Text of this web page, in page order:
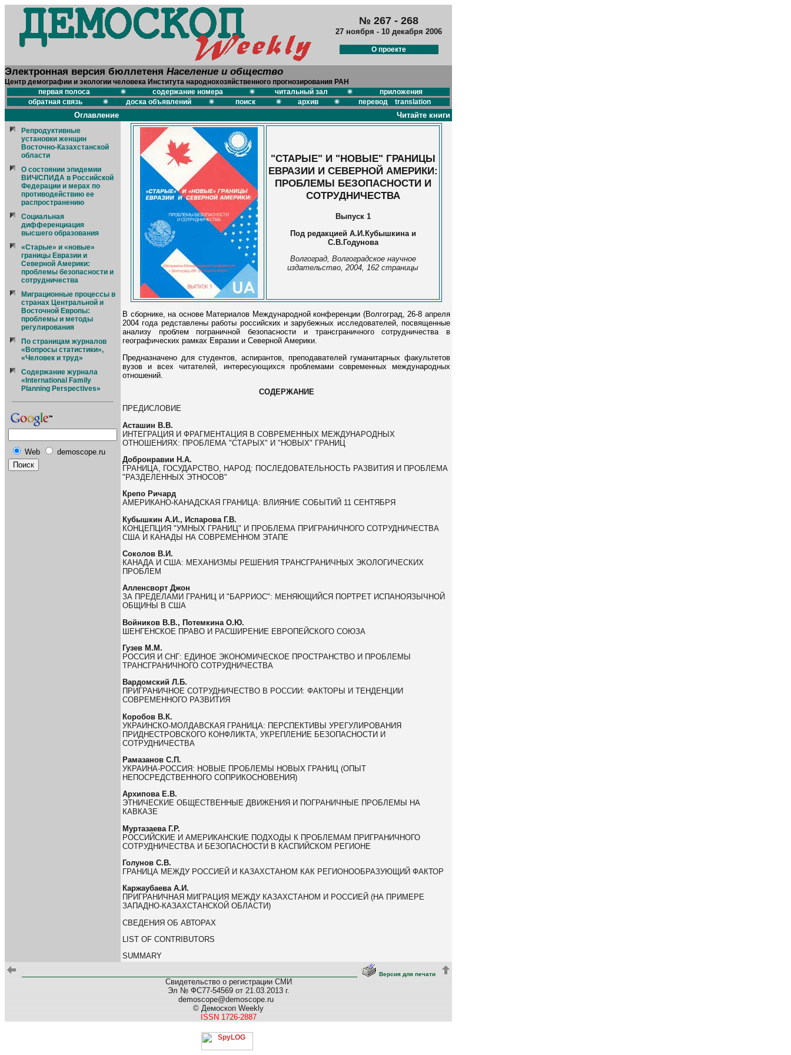
№ 267 - 268
27 ноября - 10 декабря 2006
О проекте
Электронная версия бюллетеня Население и общество
Центр демографии и экологии человека Института народнохозяйственного прогнозирования РАН
первая полоса
содержание номера читальный зал
приложения
обратная связь
доска объявлений поиск архив перевод translation
Оглавление Читайте книги
Репродуктивные
установки женщин
Восточно-Казахстанской
области
О состоянии эпидемии
ВИЧ/СПИДА в Российской
Федерации и мерах по
противодействию ее
распространению
Социальная
дифференциация
высшего образования
«Старые» и «новые»
границы Евразии и
Северной Америки:
проблемы безопасности и
сотрудничества
Миграционные процессы в
странах Центральной и
Восточной Европы:
проблемы и методы
регулирования
По страницам журналов
«Вопросы статистики»,
«Человек и труд»
Содержание журнала
«International Family
Planning Perspectives»
Web demoscope.ru
"СТАРЫЕ" И "НОВЫЕ" ГРАНИЦЫ
ЕВРАЗИИ И СЕВЕРНОЙ АМЕРИКИ:
ПРОБЛЕМЫ БЕЗОПАСНОСТИ И
СОТРУДНИЧЕСТВА
Выпуск 1
Под редакцией А.И.Кубышкина и
С.В.Годунова
Волгоград, Волгоградское научное
издательство, 2004, 162 страницы
В сборнике, на основе Материалов Международной конференции (Волгоград, 26-8 апреля
2004 года редставлены работы российских и зарубежных исследователей, посвященные
анализу проблем пограничной безопасности и трансграничного сотрудничества в
географических рамках Евразии и Северной Америки.
Предназначено для студентов, аспирантов, преподавателей гуманитарных факультетов
вузов и всех читателей, интересующихся проблемами современных международных
отношений.
СОДЕРЖАНИЕ
ПРЕДИСЛОВИЕ
Асташин В.В.
ИНТЕГРАЦИЯ И ФРАГМЕНТАЦИЯ В СОВРЕМЕННЫХ МЕЖДУНАРОДНЫХ
ОТНОШЕНИЯХ: ПРОБЛЕМА "СТАРЫХ" И "НОВЫХ" ГРАНИЦ
Добронравии Н.А.
ГРАНИЦА, ГОСУДАРСТВО, НАРОД: ПОСЛЕДОВАТЕЛЬНОСТЬ РАЗВИТИЯ И ПРОБЛЕМА
"РАЗДЕЛЕННЫХ ЭТНОСОВ"
Крепо Ричард
АМЕРИКАНО-КАНАДСКАЯ ГРАНИЦА: ВЛИЯНИЕ СОБЫТИЙ 11 СЕНТЯБРЯ
Кубышкин А.И., Испарова Г.В.
КОНЦЕПЦИЯ "УМНЫХ ГРАНИЦ" И ПРОБЛЕМА ПРИГРАНИЧНОГО СОТРУДНИЧЕСТВА
США И КАНАДЫ НА СОВРЕМЕННОМ ЭТАПЕ
Соколов В.И.
КАНАДА И США: МЕХАНИЗМЫ РЕШЕНИЯ ТРАНСГРАНИЧНЫХ ЭКОЛОГИЧЕСКИХ
ПРОБЛЕМ
Алленсворт Джон
ЗА ПРЕДЕЛАМИ ГРАНИЦ И "БАРРИОС": МЕНЯЮЩИЙСЯ ПОРТРЕТ ИСПАНОЯЗЫЧНОЙ
ОБЩИНЫ В США
Войников В.В., Потемкина О.Ю.
ШЕНГЕНСКОЕ ПРАВО И РАСШИРЕНИЕ ЕВРОПЕЙСКОГО СОЮЗА
Гузев М.М.
РОССИЯ И СНГ: ЕДИНОЕ ЭКОНОМИЧЕСКОЕ ПРОСТРАНСТВО И ПРОБЛЕМЫ
ТРАНСГРАНИЧНОГО СОТРУДНИЧЕСТВА
Вардомский Л.Б.
ПРИГРАНИЧНОЕ СОТРУДНИЧЕСТВО В РОССИИ: ФАКТОРЫ И ТЕНДЕНЦИИ
СОВРЕМЕННОГО РАЗВИТИЯ
Коробов В.К.
УКРАИНСКО-МОЛДАВСКАЯ ГРАНИЦА: ПЕРСПЕКТИВЫ УРЕГУЛИРОВАНИЯ
ПРИДНЕСТРОВСКОГО КОНФЛИКТА, УКРЕПЛЕНИЕ БЕЗОПАСНОСТИ И
СОТРУДНИЧЕСТВА
Рамазанов С.П.
УКРАИНА-РОССИЯ: НОВЫЕ ПРОБЛЕМЫ НОВЫХ ГРАНИЦ (ОПЫТ
НЕПОСРЕДСТВЕННОГО СОПРИКОСНОВЕНИЯ)
Архипова Е.В.
ЭТНИЧЕСКИЕ ОБЩЕСТВЕННЫЕ ДВИЖЕНИЯ И ПОГРАНИЧНЫЕ ПРОБЛЕМЫ НА
КАВКАЗЕ
Муртазаева Г.Р.
РОССИЙСКИЕ И АМЕРИКАНСКИЕ ПОДХОДЫ К ПРОБЛЕМАМ ПРИГРАНИЧНОГО
СОТРУДНИЧЕСТВА И БЕЗОПАСНОСТИ В КАСПИЙСКОМ РЕГИОНЕ
Голунов С.В.
ГРАНИЦА МЕЖДУ РОССИЕЙ И КАЗАХСТАНОМ КАК РЕГИОНООБРАЗУЮЩИЙ ФАКТОР
Каржаубаева А.И.
ПРИГРАНИЧНАЯ МИГРАЦИЯ МЕЖДУ КАЗАХСТАНОМ И РОССИЕЙ (НА ПРИМЕРЕ
ЗАПАДНО-КАЗАХСТАНСКОЙ ОБЛАСТИ)
СВЕДЕНИЯ ОБ АВТОРАХ
LIST OF CONTRIBUTORS
SUMMARY
Версия для печати
Свидетельство о регистрации СМИ
Эл № ФС77-54569 от 21.03.2013 г.
demoscope@demoscope.ru
© Демоскоп Weekly
ISSN 1726-2887